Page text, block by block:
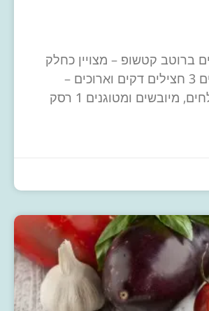
ברוטב קטשופ – מצויין כחלק
מפלטת סלטים 3 חצילים דקים וארוכים –
מיובשים ומטוגנים 1 רסק